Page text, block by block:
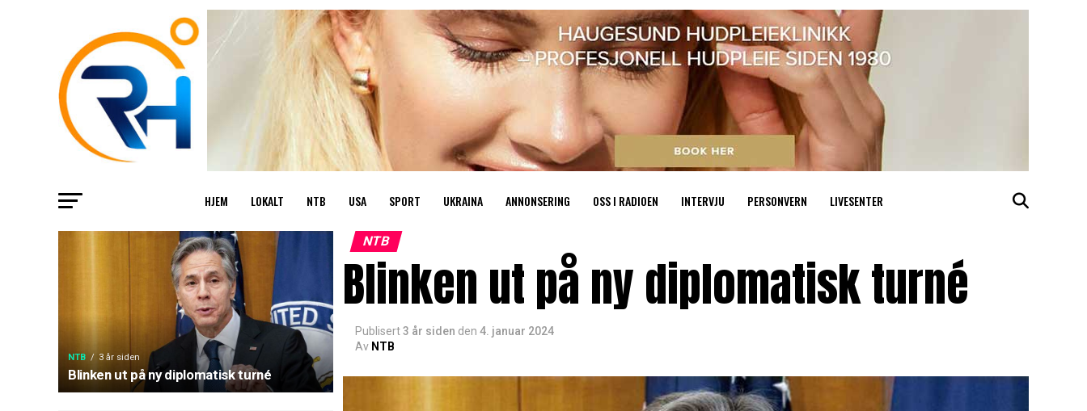
HJEM LOKALT NTB USA SPORT UKRAINA ANNONSERING OSS I RADIOEN INTERVJU PERSONVERN LIVESENTER
NTB 3 år siden
Blinken ut på ny diplomatisk turné
NTB
Blinken ut på ny diplomatisk turné
Publisert3 år siden den 4. januar 2024
Av NTB